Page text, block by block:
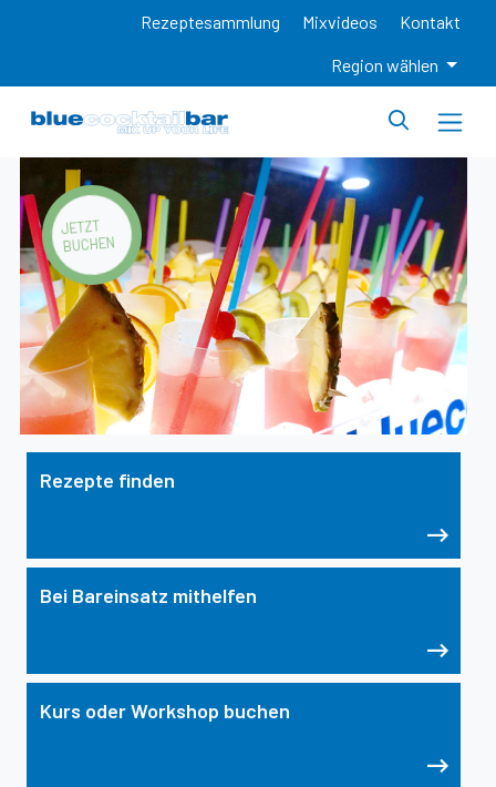
Rezeptesammlung Mixvideos Kontakt
Region wählen
JETZT
BUCHEN
Rezepte finden
Bei Bareinsatz mithelfen
Kurs oder Workshop buchen